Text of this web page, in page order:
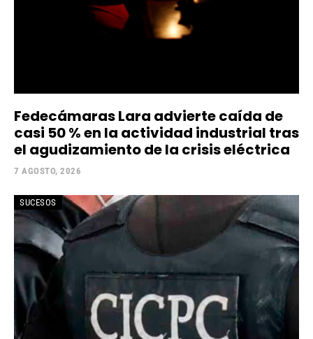
Fedecámaras Lara advierte caída de
casi 50 % en la actividad industrial tras
el agudizamiento de la crisis eléctrica
7 AGOSTO, 2026
SUCESOS